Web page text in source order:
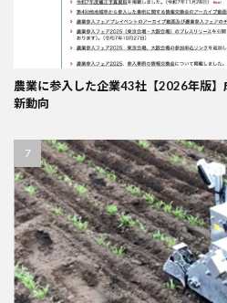
農業に参入した企業43社【2026年版
新動向